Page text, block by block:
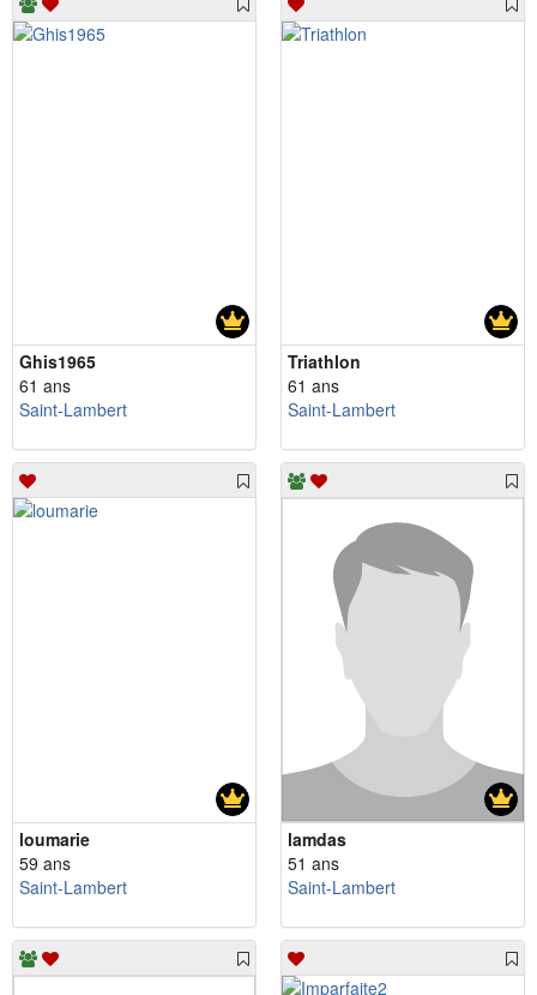
Ghis1965
61 ans
Saint-Lambert
Triathlon
61 ans
Saint-Lambert
loumarie
59 ans
Saint-Lambert
lamdas
51 ans
Saint-Lambert